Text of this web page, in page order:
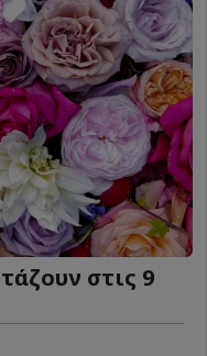
στις 9